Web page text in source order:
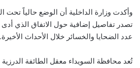
وأكدت وزارة الداخلية أن الوضع حالياً
تصدر تفاصيل إضافية حول الاتفاق الذي
عدد الضحايا والخسائر خلال الأحداث الأخيرة.
تُعد محافظة السويداء معقل الطائفة